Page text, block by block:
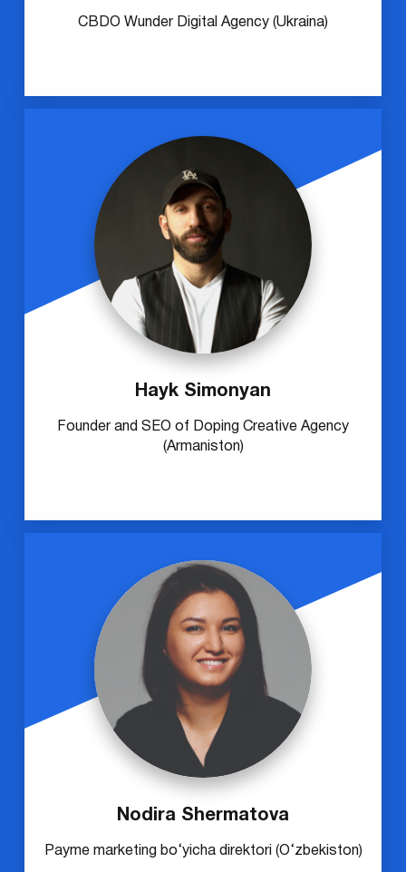
CBDO Wunder Digital Agency (Ukraina)
Hayk Simonyan
Founder and SEO of Doping Creative Agency
(Armaniston)
Nodira Shermatova
Payme marketing bo‘yicha direktori (O‘zbekiston)